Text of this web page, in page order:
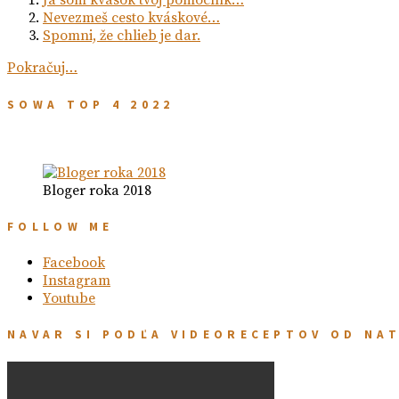
Nevezmeš cesto kváskové…
Spomni, že chlieb je dar.
Pokračuj…
SOWA TOP 4 2022
Bloger roka 2018
FOLLOW ME
Facebook
Instagram
Youtube
NAVAR SI PODĽA VIDEORECEPTOV OD